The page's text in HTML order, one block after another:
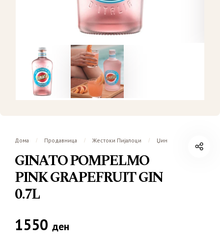
Дома / Продавница / Жестоки Пијалоци / Џин
GINATO POMPELMO
PINK GRAPEFRUIT GIN
0.7L
1550 ден